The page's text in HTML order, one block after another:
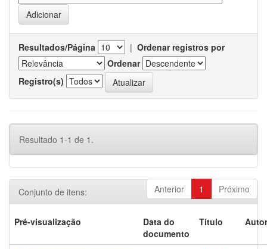
Resultados/Página | Ordenar registros por
Ordenar
Registro(s)
Resultado 1-1 de 1.
Anterior 1 Próximo
Conjunto de itens:
Pré-visualização
Data do
documento
Título